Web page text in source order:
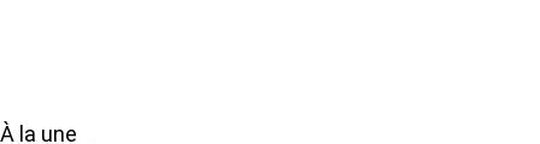
À la une